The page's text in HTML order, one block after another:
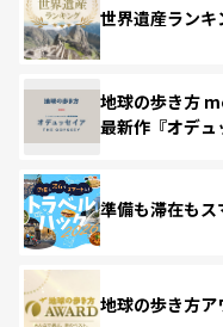
世界遺産ランキ
地球の歩き方
最新作『オデュ
準備も滞在も
地球の歩き方